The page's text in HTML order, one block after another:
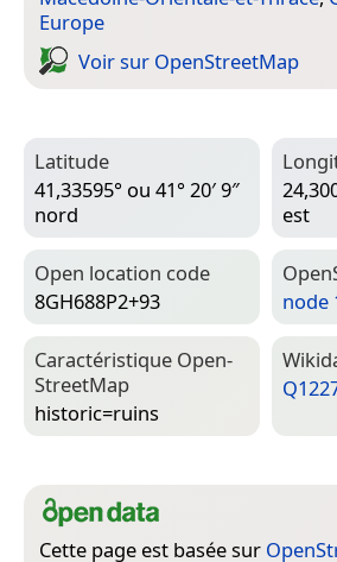
Europe
Voir sur Open­Street­Map
Latitude
41,33595° ou 41° 20′ 9″
nord
est
Open location code
8GH688P2+93
node
Caractéristique Open­
Street­Map
historic=­ruins
Cette page est basée sur